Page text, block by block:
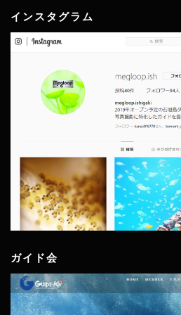
インスタグラム
ガイド会